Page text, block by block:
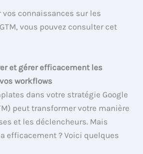
vos connaissances sur les
vous pouvez consulter cet
et gérer efficacement les
workflows
dans votre stratégie Google
peut transformer votre manière
et les déclencheurs. Mais
efficacement ? Voici quelques